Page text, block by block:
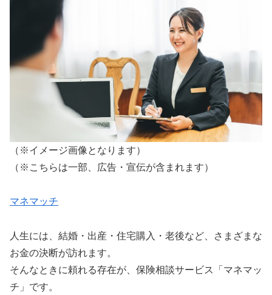
（※イメージ画像となります）
（※こちらは一部、広告・宣伝が含まれます）
マネマッチ
人生には、結婚・出産・住宅購入・老後など、さまざまな
お金の決断が訪れます。
そんなときに頼れる存在が、保険相談サービス「マネマッ
チ」です。